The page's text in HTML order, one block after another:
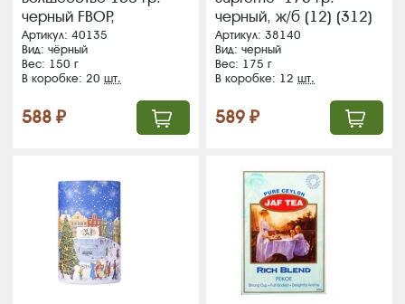
черный FBOP,
картон.тубус (20)
Артикул: 40135
Вид: чёрный
Вес: 150 г
В коробке: 20шт.
588 ₽
черный, ж/б (12) (312)
ЖЦ
Артикул: 38140
Вид: черный
Вес: 175 г
В коробке: 12шт.
589 ₽